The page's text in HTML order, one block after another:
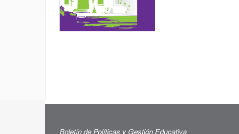
Boletín de Políticas y Gestión Educativa